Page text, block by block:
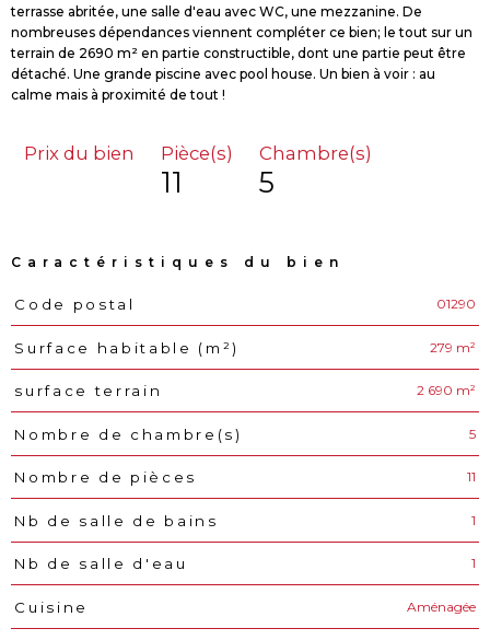
terrasse abritée, une salle d'eau avec WC, une mezzanine. De
nombreuses dépendances viennent compléter ce bien; le tout sur un
terrain de 2690 m² en partie constructible, dont une partie peut être
détaché. Une grande piscine avec pool house. Un bien à voir : au
Prix du bien Pièce(s)
11
Chambre(s)
5
Caractéristiques du bien
Caractéristiques
Code postal 01290
Surface habitable (m²) 279 m²
surface terrain 2 690 m²
Nombre de chambre(s) 5
Nombre de pièces 11
Nb de salle de bains 1
Nb de salle d'eau 1
Cuisine Aménagée